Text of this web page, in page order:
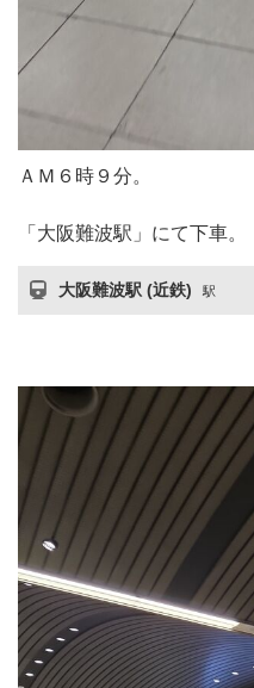
ＡＭ６時９分。
「大阪難波駅」にて下車。
大阪難波駅 (近鉄) 駅